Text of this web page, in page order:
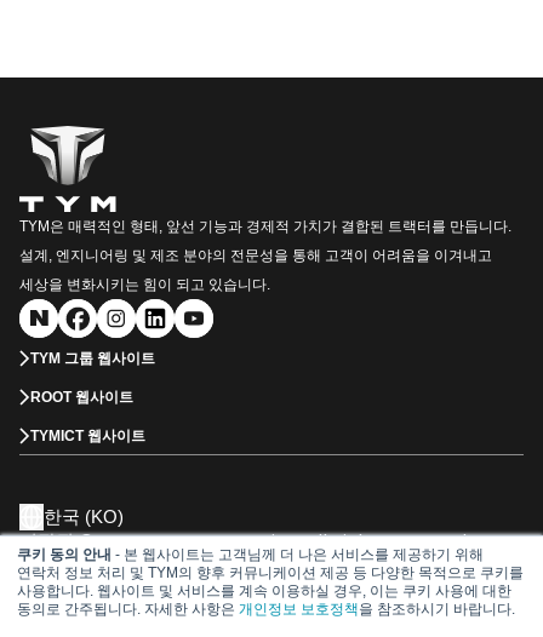
쿠키 동의 안내 - 본 웹사이트는 고객님께 더 나은 서비스를 제공하기 위해
연락처 정보 처리 및 TYM의 향후 커뮤니케이션 제공 등 다양한 목적으로 쿠키를
사용합니다. 웹사이트 및 서비스를 계속 이용하실 경우, 이는 쿠키 사용에 대한
동의로 간주됩니다. 자세한 사항은 개인정보 보호정책을 참조하시기 바랍니다.
TYM은 매력적인 형태, 앞선 기능과 경제적 가치가 결합된 트랙터를 만듭니다.
설계, 엔지니어링 및 제조 분야의 전문성을 통해 고객이 어려움을 이겨내고
세상을 변화시키는 힘이 되고 있습니다.
TYM 그룹 웹사이트
ROOT 웹사이트
TYMICT 웹사이트
한국 (KO)
저작권 © 2026 TYM Corporation. All Rights Reserved.
㈜TYM 대표이사 : 김희용, 김소원
사업자등록번호 : 106-81-28552
Dealership 서비스 관리
부품 카달로그